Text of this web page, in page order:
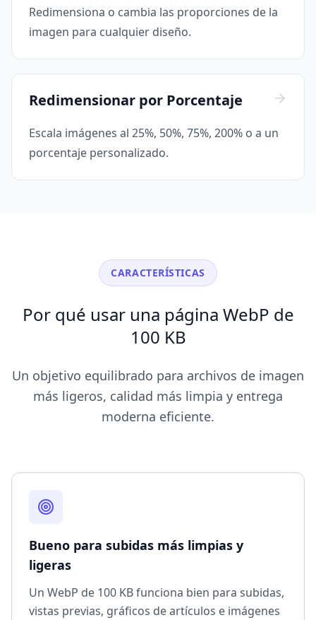
Redimensiona o cambia las proporciones de la
imagen para cualquier diseño.
Redimensionar por Porcentaje
Escala imágenes al 25%, 50%, 75%, 200% o a un
porcentaje personalizado.
CARACTERÍSTICAS
Por qué usar una página WebP de
100 KB
Un objetivo equilibrado para archivos de imagen
más ligeros, calidad más limpia y entrega
moderna eficiente.
Bueno para subidas más limpias y
ligeras
Un WebP de 100 KB funciona bien para subidas,
vistas previas, gráficos de artículos e imágenes